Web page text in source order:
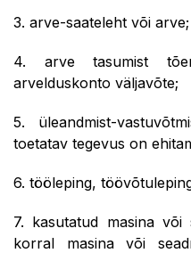
3. arve-saateleht või arve;
4. arve tasumist
arvelduskonto väljavõte;
5. üleandmist-
toetatav tegevus on
6. tööleping,
7. kasutatud masina või
korral masina või